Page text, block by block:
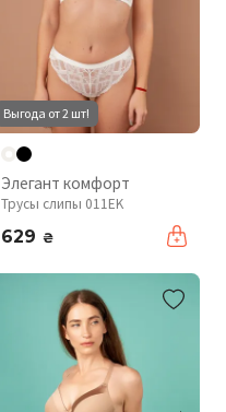
Выгода от 2 шт!
Элегант комфорт
Трусы слипы 011EK
629 ₴